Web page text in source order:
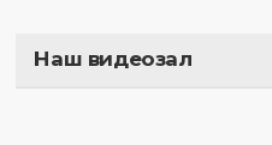
Наш видеозал